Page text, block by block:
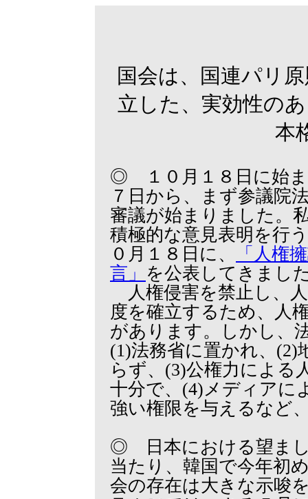
国会は、国連パリ
立した、実効性の
本
◎ １０月１８日に始ま
７日から、まず参議院
審議が始まりました。
積極的な意見表明を行
０月１８日に、
「人権
言」
を公表してきまし
人権侵害を禁止し、
度を確立するため、人
があります。しかし、
(1)法務省に置かれ、(2)
らず、(3)公権力による
十分で、(4)メディアに
強い権限を与えるなど
◎ 日本における望まし
当たり、韓国で今年初
会の存在は大きな示唆